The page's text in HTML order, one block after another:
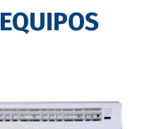
EQUIPOS